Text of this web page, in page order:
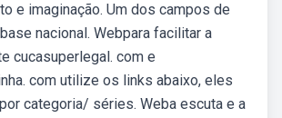
e imaginação. Um dos campos de
nacional. Webpara facilitar a
cucasuperlegal. com e
com utilize os links abaixo, eles
categoria/ séries. Weba escuta e a